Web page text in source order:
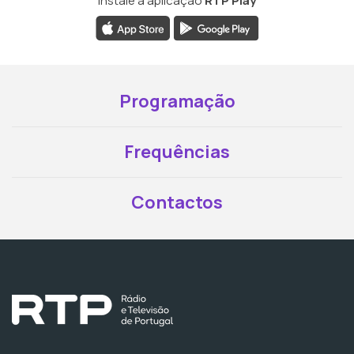
Programação
Frequências
Contactos